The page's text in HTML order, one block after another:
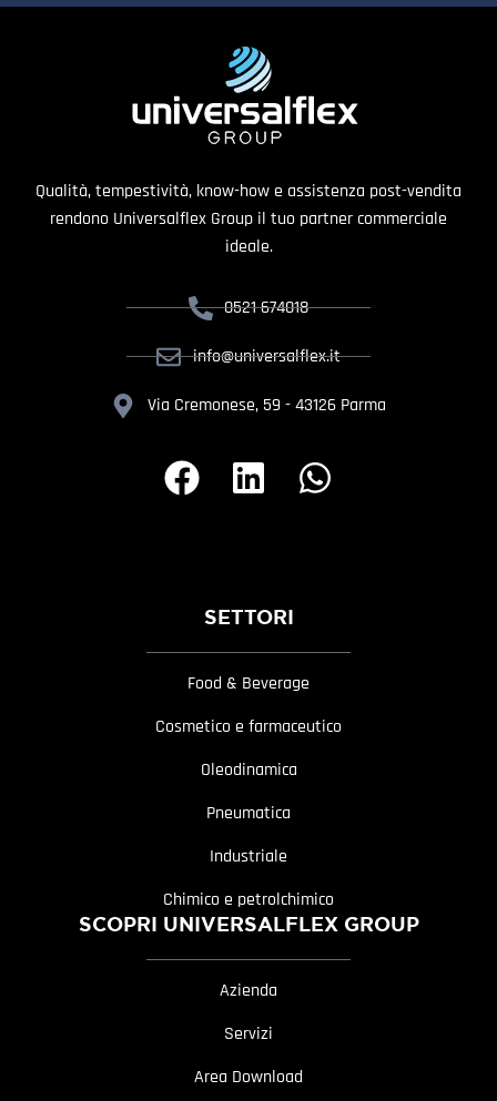
Qualità, tempestività, know-how e assistenza post-vendita
rendono Universalflex Group il tuo partner commerciale
ideale.
0521 674018
info@universalflex.it
Via Cremonese, 59 - 43126 Parma
SETTORI
Food & Beverage
Cosmetico e farmaceutico
Oleodinamica
Pneumatica
Industriale
Chimico e petrolchimico
SCOPRI UNIVERSALFLEX GROUP
Azienda
Servizi
Area Download